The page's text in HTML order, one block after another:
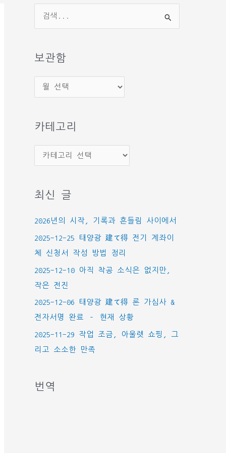
상
보관함
관
카테고리
테
리
최신 글
2026년의 시작, 기록과 흔들림 사이에서
2025-12-25 태양광 建て得 전기 계좌이
체 신청서 작성 방법 정리
2025-12-10 아직 착공 소식은 없지만,
작은 전진
2025-12-06 태양광 建て得 론 가심사 &
전자서명 완료 – 현재 상황
2025-11-29 작업 조금, 아울렛 쇼핑, 그
리고 소소한 만족
번역